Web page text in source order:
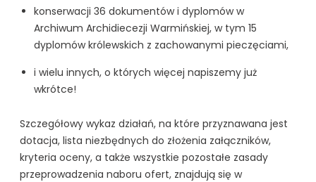
konserwacji 36 dokumentów i dyplomów w
Archiwum Archidiecezji Warmińskiej, w tym 15
dyplomów królewskich z zachowanymi pieczęciami,
i wielu innych, o których więcej napiszemy już
wkrótce!
Szczegółowy wykaz działań, na które przyznawana jest
dotacja, lista niezbędnych do złożenia załączników,
kryteria oceny, a także wszystkie pozostałe zasady
przeprowadzenia naboru ofert, znajdują się w